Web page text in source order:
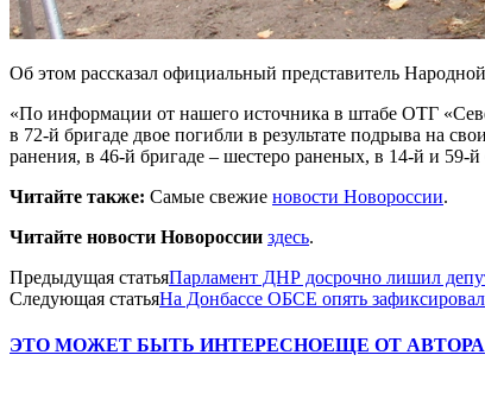
Об этом рассказал официальный представитель
«По информации от нашего источника в штабе ОТГ
в 72-й бригаде двое погибли в результате подрыва на
ранения, в 46-й бригаде – шестеро раненых, в 14-й и
Читайте также: Самые свежие новости Новороссии.
Читайте новости Новороссии здесь.
Предыдущая статьяПарламент ДНР досрочно лишил
Следующая статьяНа Донбассе ОБСЕ опять
ЭТО МОЖЕТ БЫТЬ ИНТЕРЕСНОЕЩЕ ОТ АВТОРА